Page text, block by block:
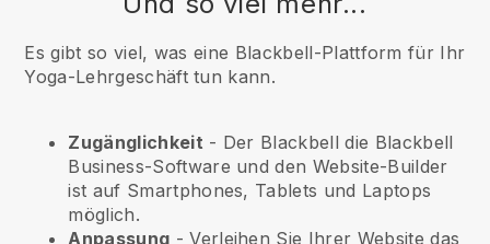
Es gibt so viel, was eine Blackbell-Plattform für Ihr
Yoga-Lehrgeschäft tun kann.
Zugänglichkeit - Der Blackbell die Blackbell
Business-Software und den Website-Builder
ist auf Smartphones, Tablets und Laptops
möglich.
Anpassung - Verleihen Sie Ihrer Website das